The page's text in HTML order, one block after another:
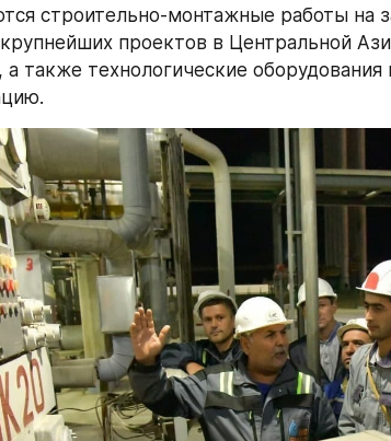
строительно-монтажные работы на
проектов в Центральной
а также технологические оборудования